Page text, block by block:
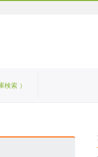
検索 ）